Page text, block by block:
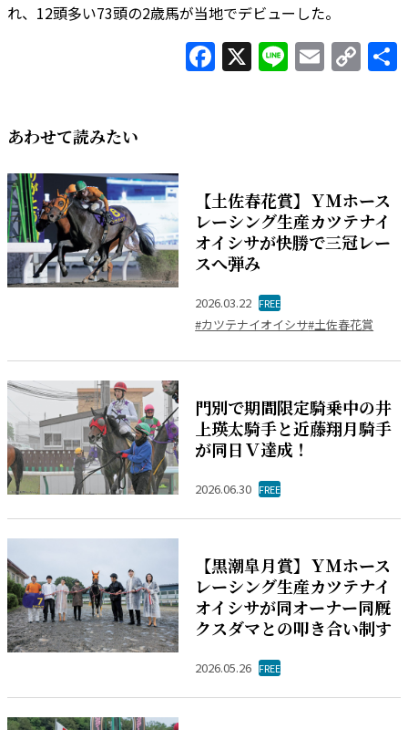
れ、12頭多い73頭の2歳馬が当地でデビューした。
Facebook
X LineEmail
あわせて読みたい
【土佐春花賞】ＹＭホース
レーシング生産カツテナイ
オイシサが快勝で三冠レー
スへ弾み
2026.03.22 FREE
#カツテナイオイシサ#土佐春花賞
門別で期間限定騎乗中の井
上瑛太騎手と近藤翔月騎手
が同日Ｖ達成！
2026.06.30 FREE
【黒潮皐月賞】ＹＭホース
レーシング生産カツテナイ
オイシサが同オーナー同厩
クスダマとの叩き合い制す
2026.05.26 FREE